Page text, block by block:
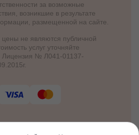
за возможные
возникшие в результате
размещенной на сайте.
цены не являются публичной
услуг уточняйте
Лицензия № Л041-01137-
диагностический